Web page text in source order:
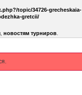
topic/34726-grecheskaia-
gretcii/
новостям турниров.